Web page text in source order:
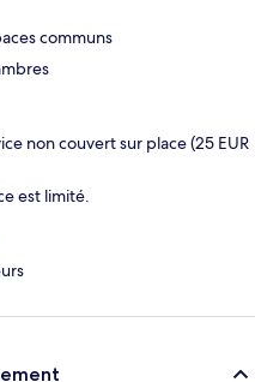
communs
non couvert sur place (25 EUR
est limité.